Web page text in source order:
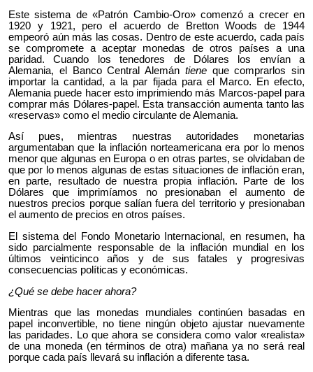
Este sistema de «Patrón Cambio-Oro» comenzó a crecer en
1920 y 1921, pero el acuerdo de Bretton Woods de 1944
empeoró aún más las cosas. Dentro de este acuerdo, cada país
se compromete a aceptar monedas de otros países a una
paridad. Cuando los tenedores de Dólares los envían a
Alemania, el Banco Central Alemán tieneque comprarlos sin
importar la cantidad, a la par fijada para el Marco. En efecto,
Alemania puede hacer esto imprimiendo más Marcos-papel para
comprar más Dólares-papel. Esta transacción aumenta tanto las
«reservas» como el medio circulante de Alemania.
Así pues, mientras nuestras autoridades monetarias
argumentaban que la inflación norteamericana era por lo menos
menor que algunas en Europa o en otras partes, se olvidaban de
que por lo menos algunas de estas situaciones de inflación eran,
en parte, resultado de nuestra propia inflación. Parte de los
Dólares que imprimíamos no presionaban el aumento de
nuestros precios porque salían fuera del territorio y presionaban
el aumento de precios en otros países.
El sistema del Fondo Monetario Internacional, en resumen, ha
sido parcialmente responsable de la inflación mundial en los
últimos veinticinco años y de sus fatales y progresivas
consecuencias políticas y económicas.
¿Qué se debe hacer ahora?
Mientras que las monedas mundiales continúen basadas en
papel inconvertible, no tiene ningún objeto ajustar nuevamente
las paridades. Lo que ahora se considera como valor «realista»
de una moneda (en términos de otra) mañana ya no será real
porque cada país llevará su inflación a diferente tasa.